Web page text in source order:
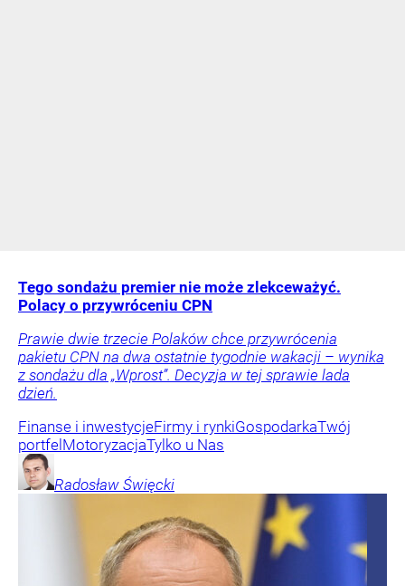
Tego sondażu premier nie może zlekceważyć.
Polacy o przywróceniu CPN
Prawie dwie trzecie Polaków chce przywrócenia
pakietu CPN na dwa ostatnie tygodnie wakacji – wynika
z sondażu dla „Wprost”. Decyzja w tej sprawie lada
dzień.
Finanse i inwestycjeFirmy i rynkiGospodarkaTwój
portfel MotoryzacjaTylko u Nas
Radosław Święcki